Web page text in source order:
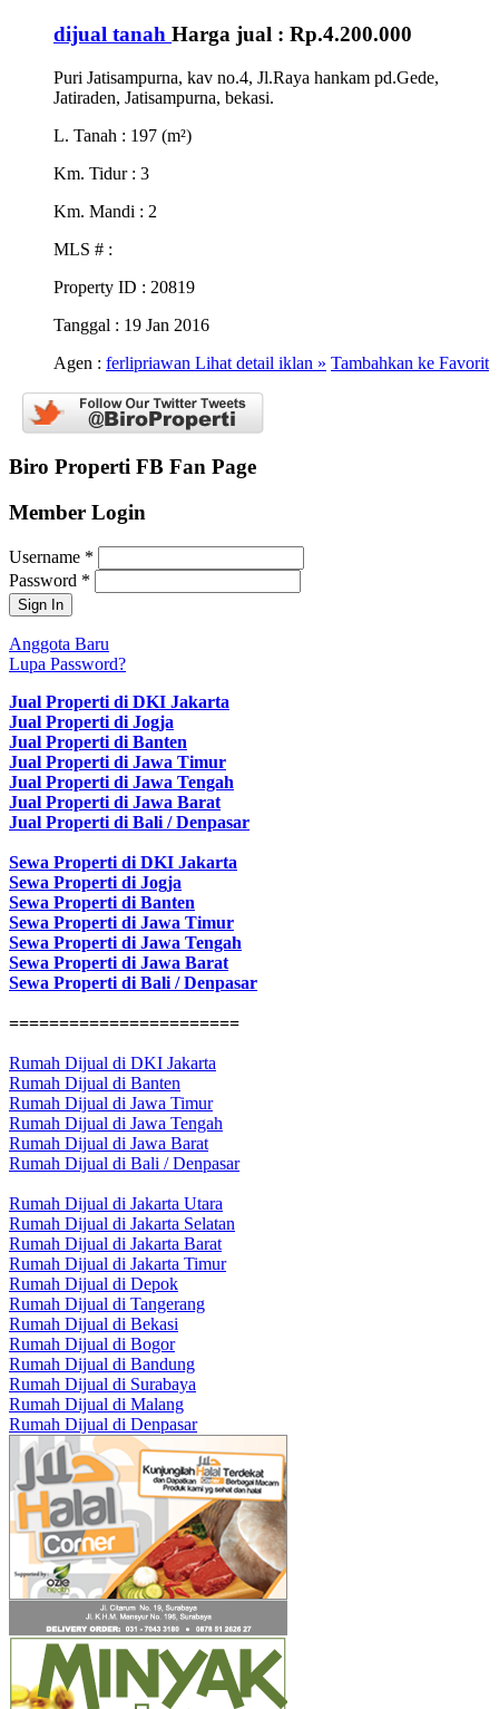
dijual tanah Harga jual : Rp.4.200.000
Puri Jatisampurna, kav no.4, Jl.Raya hankam pd.Gede,
Jatiraden, Jatisampurna, bekasi.
L. Tanah : 197 (m²)
Km. Tidur : 3
Km. Mandi : 2
MLS # :
Property ID : 20819
Tanggal : 19 Jan 2016
Agen : ferlipriawan Lihat detail iklan » Tambahkan ke Favorit
Biro Properti FB Fan Page
Member Login
Username *
Password *
Anggota Baru
Lupa Password?
Jual Properti di DKI Jakarta
Jual Properti di Jogja
Jual Properti di Banten
Jual Properti di Jawa Timur
Jual Properti di Jawa Tengah
Jual Properti di Jawa Barat
Jual Properti di Bali / Denpasar
Sewa Properti di DKI Jakarta
Sewa Properti di Jogja
Sewa Properti di Banten
Sewa Properti di Jawa Timur
Sewa Properti di Jawa Tengah
Sewa Properti di Jawa Barat
Sewa Properti di Bali / Denpasar
=======================
Rumah Dijual di DKI Jakarta
Rumah Dijual di Banten
Rumah Dijual di Jawa Timur
Rumah Dijual di Jawa Tengah
Rumah Dijual di Jawa Barat
Rumah Dijual di Bali / Denpasar
Rumah Dijual di Jakarta Utara
Rumah Dijual di Jakarta Selatan
Rumah Dijual di Jakarta Barat
Rumah Dijual di Jakarta Timur
Rumah Dijual di Depok
Rumah Dijual di Tangerang
Rumah Dijual di Bekasi
Rumah Dijual di Bogor
Rumah Dijual di Bandung
Rumah Dijual di Surabaya
Rumah Dijual di Malang
Rumah Dijual di Denpasar